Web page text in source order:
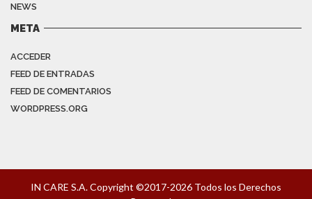
NEWS
META
ACCEDER
FEED DE ENTRADAS
FEED DE COMENTARIOS
WORDPRESS.ORG
IN CARE S.A. Copyright ©2017-2026 Todos los Derechos